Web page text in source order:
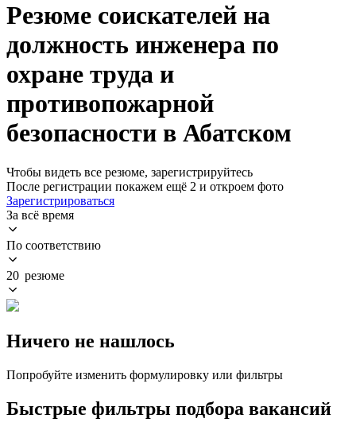
Резюме соискателей на
должность инженера по
охране труда и
противопожарной
безопасности в Абатском
Чтобы видеть все резюме, зарегистрируйтесь
После регистрации покажем ещё 2 и откроем фото
Зарегистрироваться
За всё время
По соответствию
20 резюме
Ничего не нашлось
Попробуйте изменить формулировку или фильтры
Быстрые фильтры подбора вакансий